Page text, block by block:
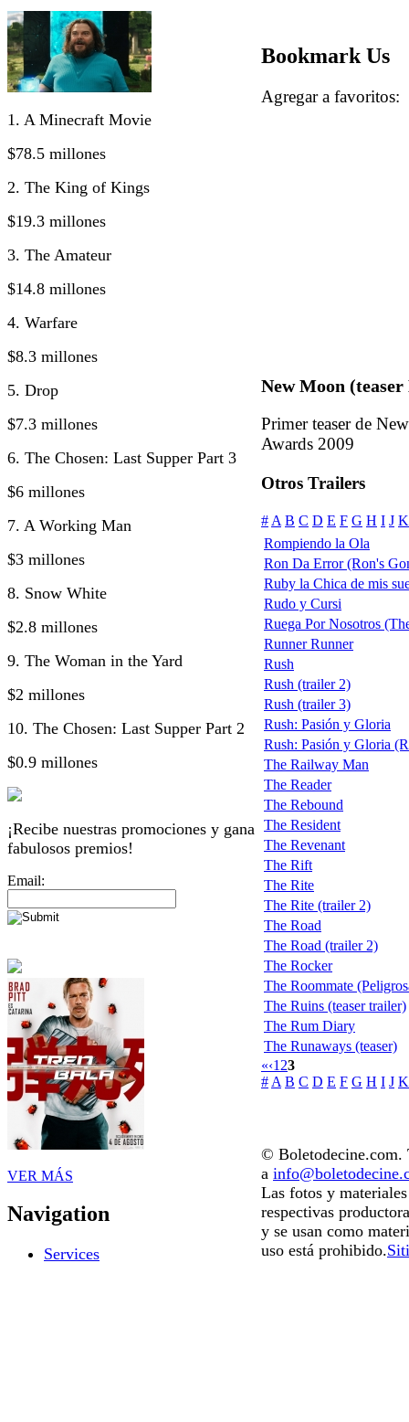
1. A Minecraft Movie
$78.5 millones
2. The King of Kings
$19.3 millones
3. The Amateur
$14.8 millones
4. Warfare
$8.3 millones
5. Drop
$7.3 millones
6. The Chosen: Last Supper Part 3
$6 millones
7. A Working Man
$3 millones
8. Snow White
$2.8 millones
9. The Woman in the Yard
$2 millones
10. The Chosen: Last Supper Part 2
$0.9 millones
¡Recibe nuestras promociones y gana
fabulosos premios!
Email:
VER MÁS
Navigation
Services
Bookmark Us
Agregar a
New Moon
Primer teaser de
Awards 2009
Otros Trailers
# A B C D E F G H I J K
Rompiendo la Ola
Ron Da Error (Ron's
Ruby la Chica de mis
Rudo y Cursi
Ruega Por Nosotros
Runner Runner
Rush
Rush (trailer 2)
Rush (trailer 3)
Rush: Pasión y Gloria
Rush: Pasión y Gloria
The Railway Man
The Reader
The Rebound
The Resident
The Revenant
The Rift
The Rite
The Rite (trailer 2)
The Road
The Road (trailer 2)
The Rocker
The Roommate
The Ruins (teaser trailer)
The Rum Diary
The Runaways (teaser)
«‹1 23
# A B C D E F G H I J K
© Boletodecine.com.
a
Las fotos y
respectivas
y se usan como
uso está prohibido.